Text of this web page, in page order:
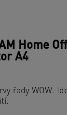
Home
A4
řady WOW.